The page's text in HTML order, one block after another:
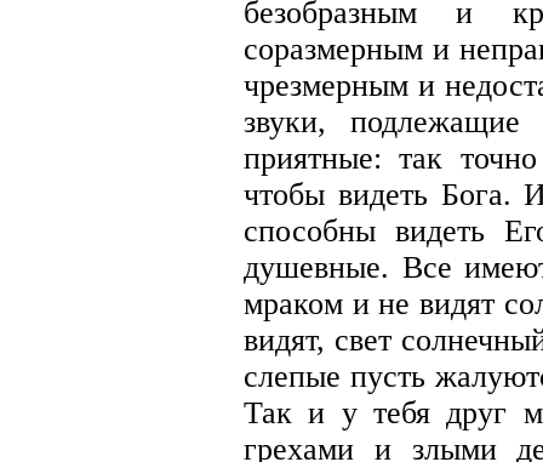
безобразным и
соразмерным и
чрезмерным и
звуки,
приятные: так
чтобы видеть Бога.
способны видеть
душевные. Все
мраком и не видят
видят, свет
слепые пусть
Так и у тебя друг
грехами и злыми